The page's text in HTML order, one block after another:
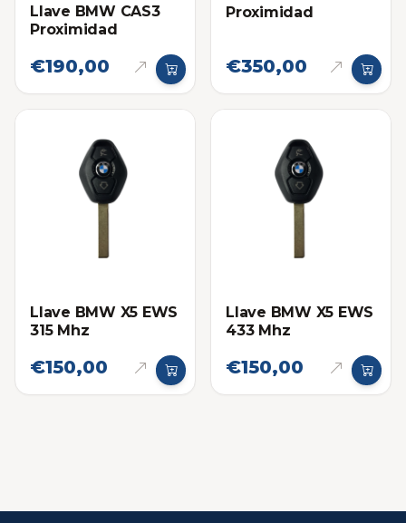
Llave BMW CAS3
Proximidad
€190,00
Proximidad
€350,00
Llave BMW X5 EWS
315 Mhz
€150,00
Llave BMW X5 EWS
433 Mhz
€150,00